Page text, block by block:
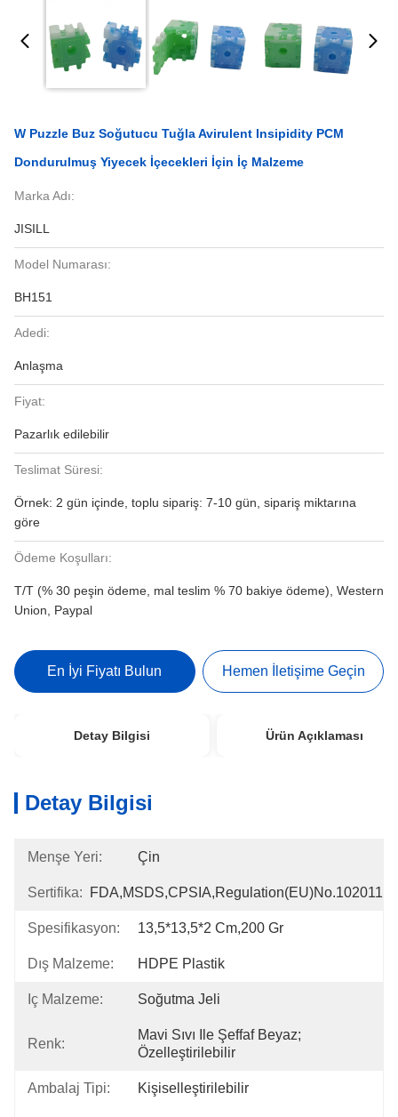
W Puzzle Buz Soğutucu Tuğla Avirulent Insipidity PCM
Dondurulmuş Yiyecek İçecekleri İçin İç Malzeme
Marka Adı:
JISILL
Model Numarası:
BH151
Adedi:
Anlaşma
Fiyat:
Pazarlık edilebilir
Teslimat Süresi:
Örnek: 2 gün içinde, toplu sipariş: 7-10 gün, sipariş miktarına
göre
Ödeme Koşulları:
T/T (% 30 peşin ödeme, mal teslim % 70 bakiye ödeme), Western
Union, Paypal
En İyi Fiyatı Bulun Hemen İletişime Geçin
Detay Bilgisi Ürün Açıklaması
Detay Bilgisi
Menşe Yeri: Çin
Sertifika: FDA,MSDS,CPSIA,Regulation(EU)no.102011
Spesifikasyon: 13,5*13,5*2 Cm,200 Gr
Dış Malzeme: HDPE Plastik
Iç Malzeme: Soğutma Jeli
Renk:
Mavi Sıvı Ile Şeffaf Beyaz;
Özelleştirilebilir
Ambalaj Tipi: Kişiselleştirilebilir